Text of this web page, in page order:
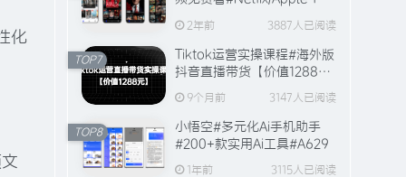
化
源】
2年前 3887人已阅读
Tiktok运营实操课程#海外版
抖音直播带货【价值1288
9个月前 3147人已阅读
TOP7
小悟空#多元化Ai手机助手
#200+款实用Ai工具#A629
1年前 3115人已阅读
TOP8